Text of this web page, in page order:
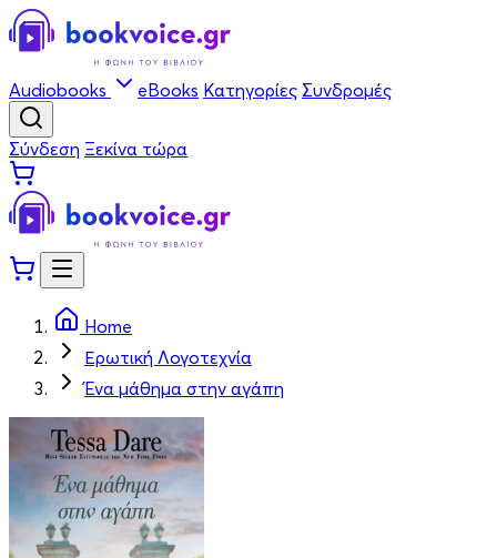
Audiobooks eBooks Κατηγορίες Συνδρομές
Σύνδεση Ξεκίνα τώρα
Home
Ερωτική Λογοτεχνία
Ένα μάθημα στην αγάπη